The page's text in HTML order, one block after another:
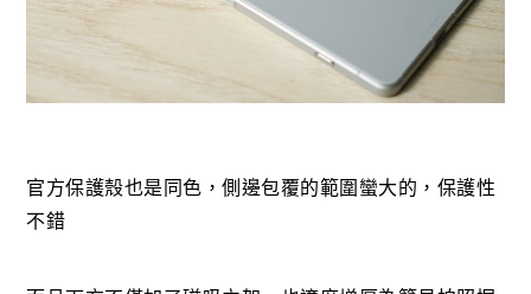
官方保護殼也是同色，側邊包覆的範圍蠻大的，保護性
不錯